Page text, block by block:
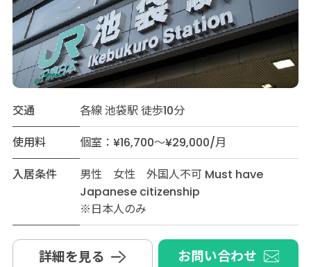
交通
各線 池袋駅 徒歩10分
使用料
個室：¥16,700～¥29,000/月
入居条件
男性 女性 外国人不可 Must have
Japanese citizenship
※日本人のみ
詳細を見る お問い合わせ